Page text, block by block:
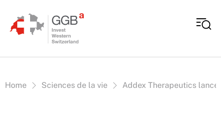
Vous êtes ici:
Home Sciences de la vie Addex Therapeutics